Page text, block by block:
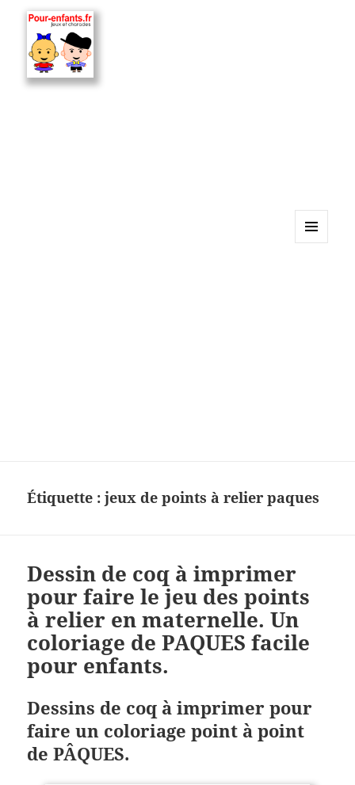
devinettes, pour enfants.
Étiquette :jeux de points à relier paques
Dessin de coq à imprimer
pour faire le jeu des points
à relier en maternelle. Un
coloriage de PAQUES facile
pour enfants.
Dessins de coq à imprimer pour
faire un coloriage point à point
de PÂQUES.